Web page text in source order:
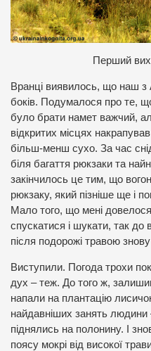
Перший
Вранці виявилось, що наш з
боків. Подумалося про те,
було брати намет важчий,
відкритих місцях
більш-менш сухо. За час
біля багаття рюкзаки та
закінчилось це тим, що
рюкзаку, який пізніше ще і
Мало того, що мені
спускатися і шукати, так до
після подорожі травою
Виступили. Погода трохи
дух – теж. До того ж,
напали на плантацію
найдавніших занять
піднялись на полонину. І
поясу мокрі від високої